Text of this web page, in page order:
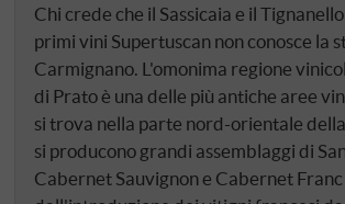
Chi crede che il Sassicaia e il
primi vini Supertuscan non conosce la
Carmignano. L'omonima regione
di Prato è una delle più antiche aree
si trova nella parte nord-orientale
si producono grandi assemblaggi di
Cabernet Sauvignon e Cabernet